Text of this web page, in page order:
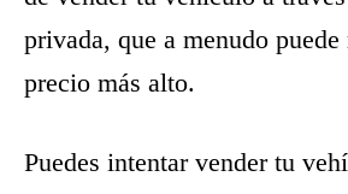
privada, que a menudo
precio más alto.
Puedes intentar vender tu